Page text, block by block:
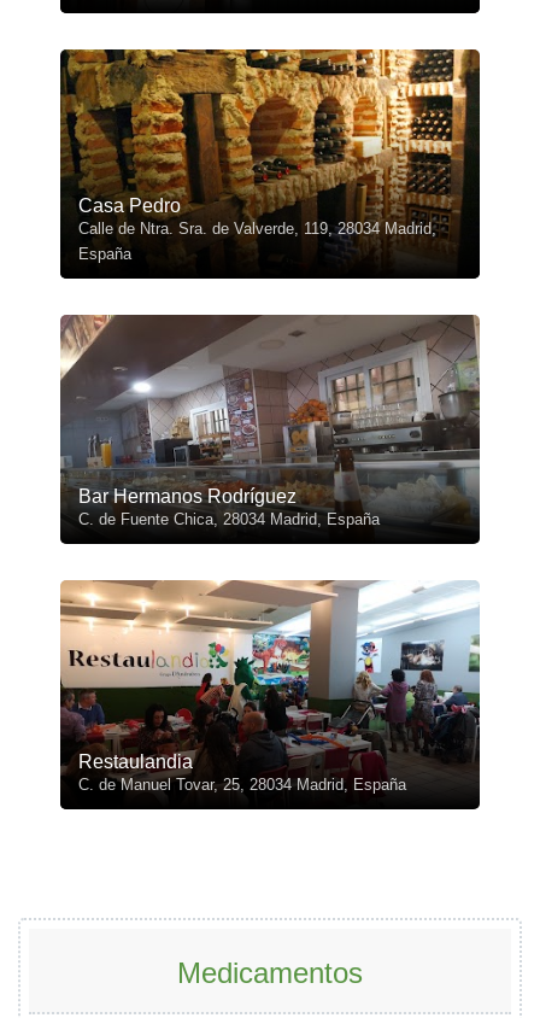
Casa Pedro
Calle de Ntra. Sra. de Valverde, 119, 28034 Madrid,
España
Bar Hermanos Rodríguez
C. de Fuente Chica, 28034 Madrid, España
Restaulandia
C. de Manuel Tovar, 25, 28034 Madrid, España
Medicamentos